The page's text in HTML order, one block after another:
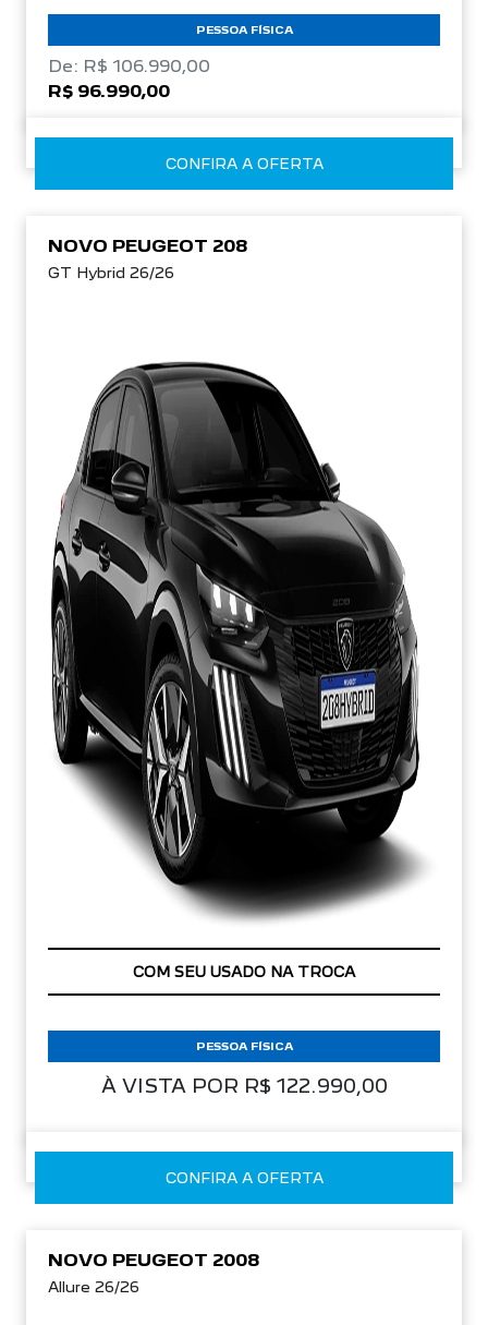
PESSOA FÍSICA
De: R$ 106.990,00
R$ 96.990,00
CONFIRA A OFERTA
NOVO PEUGEOT 208
GT Hybrid 26/26
APROVEITE!
À VISTA POR R$ 122.990,00
PESSOA FÍSICA
CONFIRA A OFERTA
NOVO PEUGEOT 2008
Allure 26/26